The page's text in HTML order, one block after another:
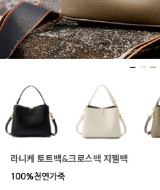
라니케 토트백&크로스백 지젤백